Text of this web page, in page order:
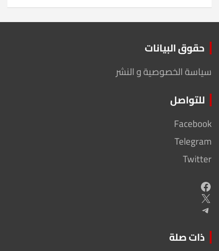
حقوق البيانات
سياسة الخصوصية و النشر
للتواصل
Facebook
Telegram
Twitter
Facebook
X
Telegram
ذات صلة